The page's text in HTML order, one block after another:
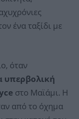
ένα ταξίδι με
όταν
υπερβολική
στο Μαϊάμι. Η
από το όχημα